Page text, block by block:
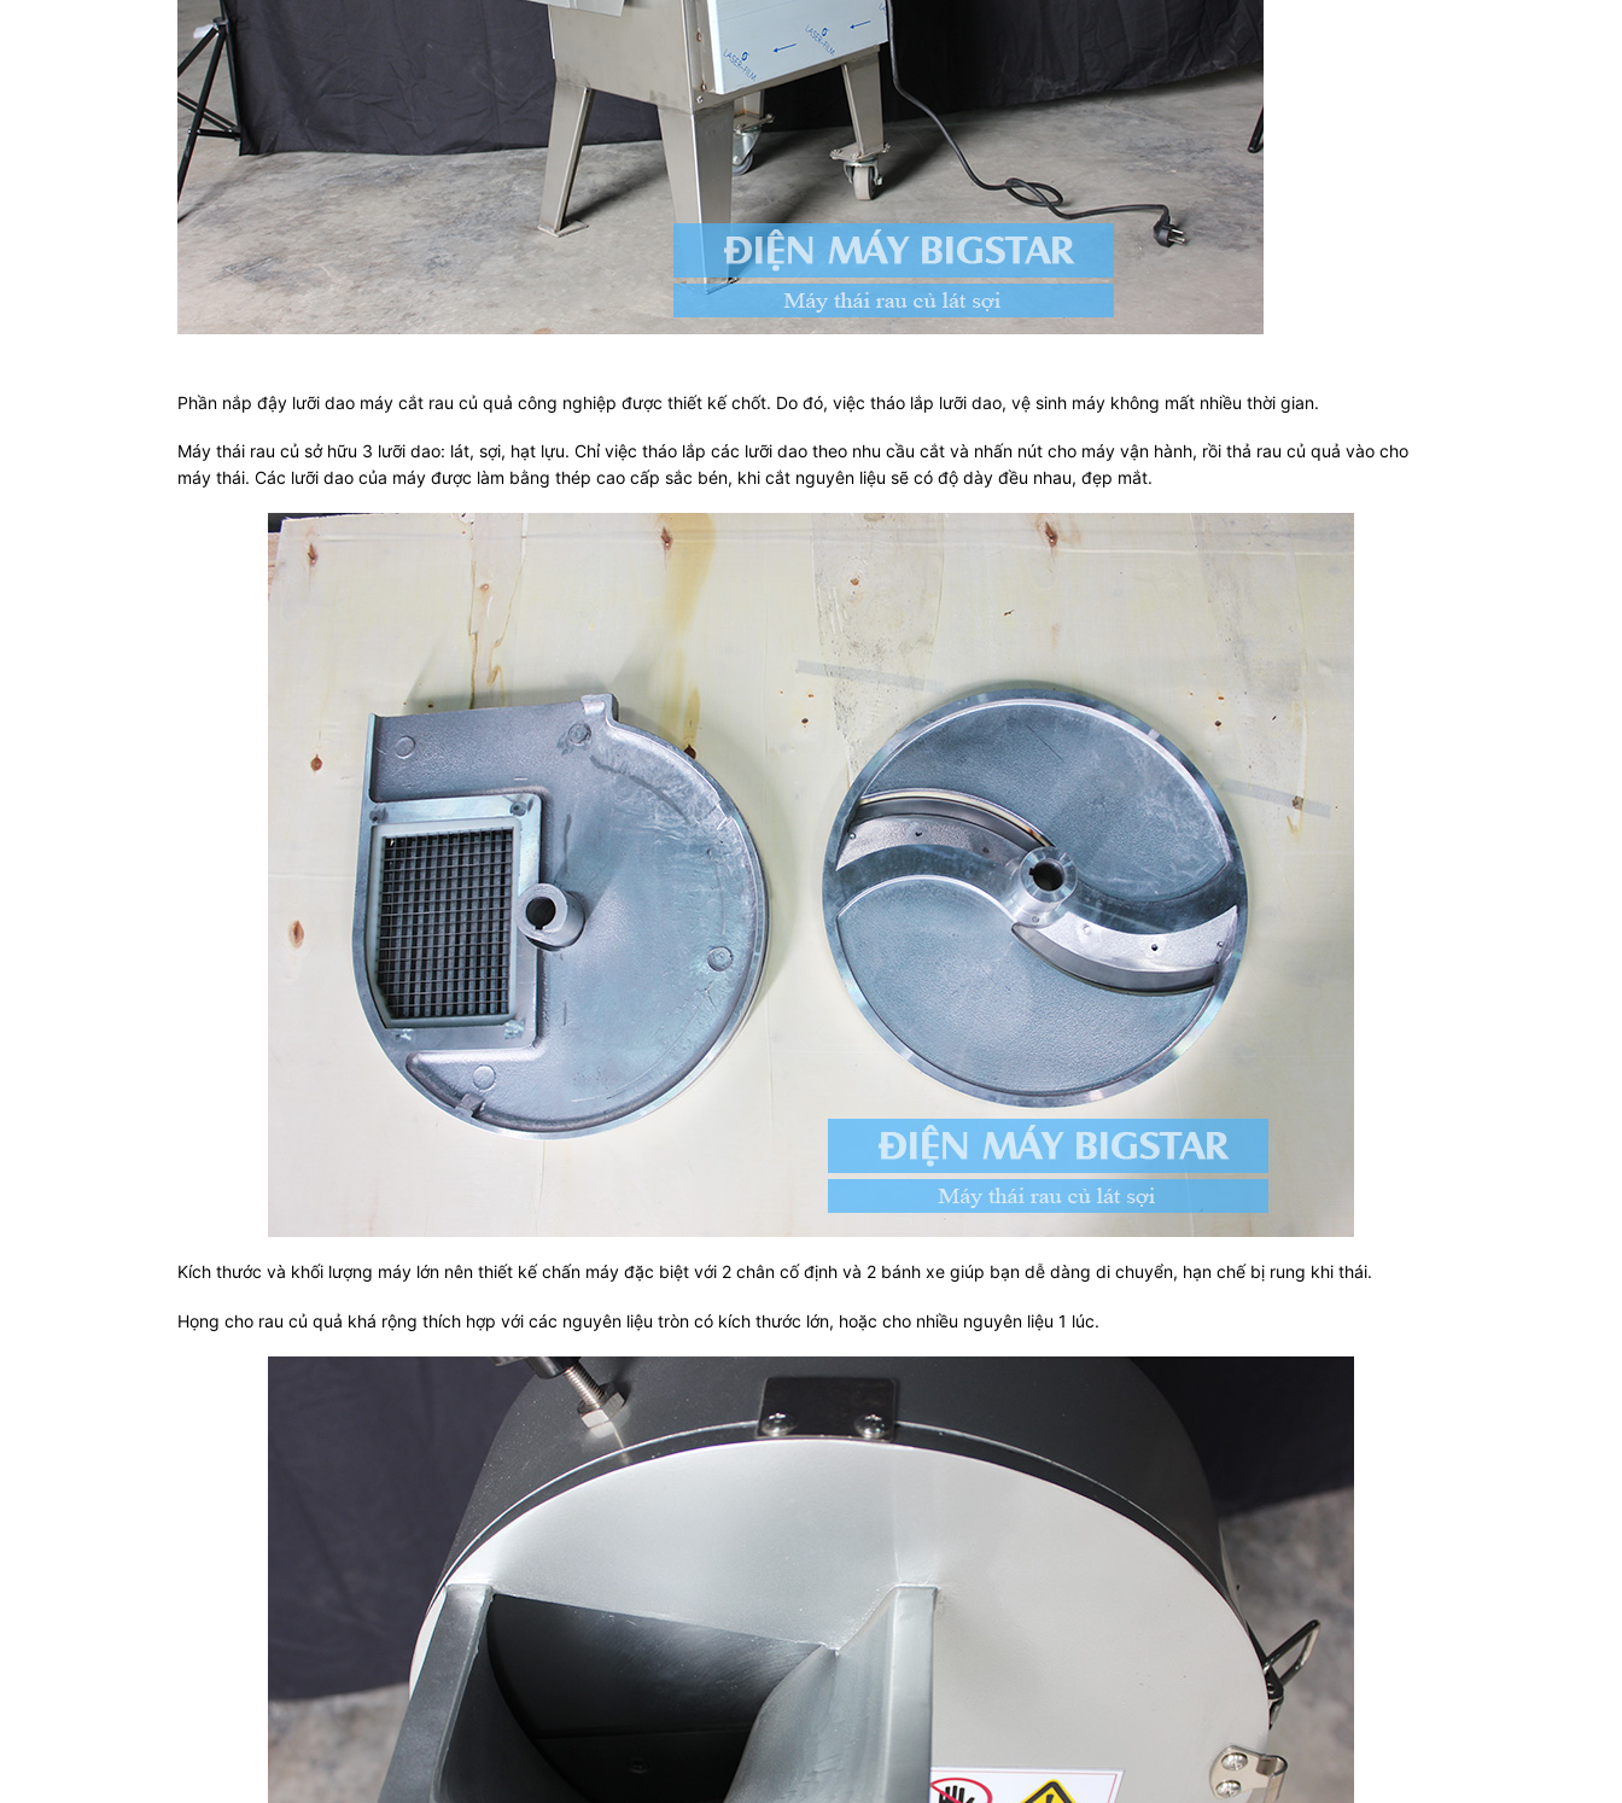
Phần nắp đậy lưỡi dao máy cắt rau củ quả công nghiệp được thiết kế chốt. Do đó, việc tháo lắp lưỡi dao, vệ sinh máy không mất nhiều thời gian.
Máy thái rau củ sở hữu 3 lưỡi dao: lát, sợi, hạt lựu. Chỉ việc tháo lắp các lưỡi dao theo nhu cầu cắt và nhấn nút cho máy vận hành, rồi thả rau củ quả vào cho
máy thái. Các lưỡi dao của máy được làm bằng thép cao cấp sắc bén, khi cắt nguyên liệu sẽ có độ dày đều nhau, đẹp mắt.
Kích thước và khối lượng máy lớn nên thiết kế chấn máy đặc biệt với 2 chân cố định và 2 bánh xe giúp bạn dễ dàng di chuyển, hạn chế bị rung khi thái.
Họng cho rau củ quả khá rộng thích hợp với các nguyên liệu tròn có kích thước lớn, hoặc cho nhiều nguyên liệu 1 lúc.